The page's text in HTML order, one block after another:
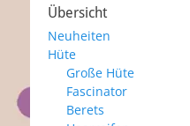
Übersicht
Neuheiten
Hüte
Große Hüte
Fascinator
Berets